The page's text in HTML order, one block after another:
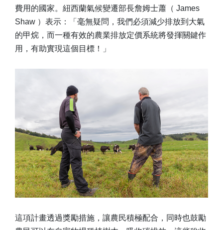
費用的國家。紐西蘭氣候變遷部長​​詹姆士蕭（ James
Shaw ）表示：「毫無疑問，我們必須減少排放到大氣
的甲烷，而一種有效的農業排放定價系統將發揮關鍵作
用，有助實現這個目標！」
這項計畫透過獎勵措施，讓農民積極配合，同時也鼓勵